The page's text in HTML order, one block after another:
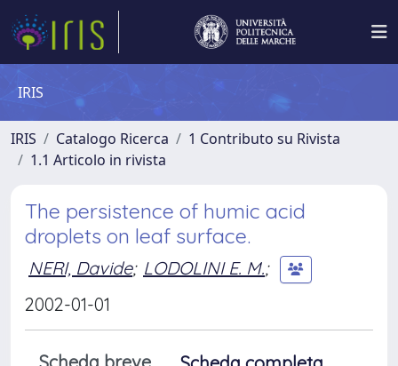
IRIS
IRIS Catalogo Ricerca
1 Contributo su Rivista
1.1 Articolo in rivista
The persistence of humic acid
droplets on leaf surface.
NERI, Davide; LODOLINI E. M.;
2002-01-01